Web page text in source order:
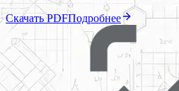
Скачать PDFПодробнее